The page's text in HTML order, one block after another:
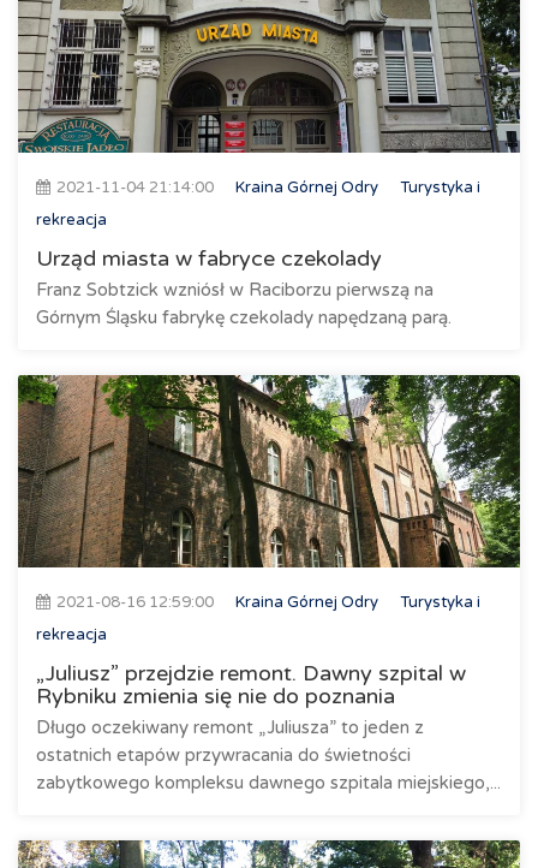
2021-11-04 21:14:00 Kraina Górnej Odry
Turystyka i
rekreacja
Urząd miasta w fabryce czekolady
Franz Sobtzick wzniósł w Raciborzu pierwszą na
Górnym Śląsku fabrykę czekolady napędzaną parą.
2021-08-16 12:59:00 Kraina Górnej Odry
Turystyka i
rekreacja
„Juliusz” przejdzie remont. Dawny szpital w
Rybniku zmienia się nie do poznania
Długo oczekiwany remont „Juliusza” to jeden z
ostatnich etapów przywracania do świetności
zabytkowego kompleksu dawnego szpitala miejskiego,...